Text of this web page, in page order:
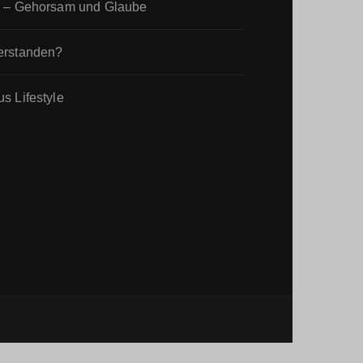
– Gehorsam und Glaube
Lifestyle